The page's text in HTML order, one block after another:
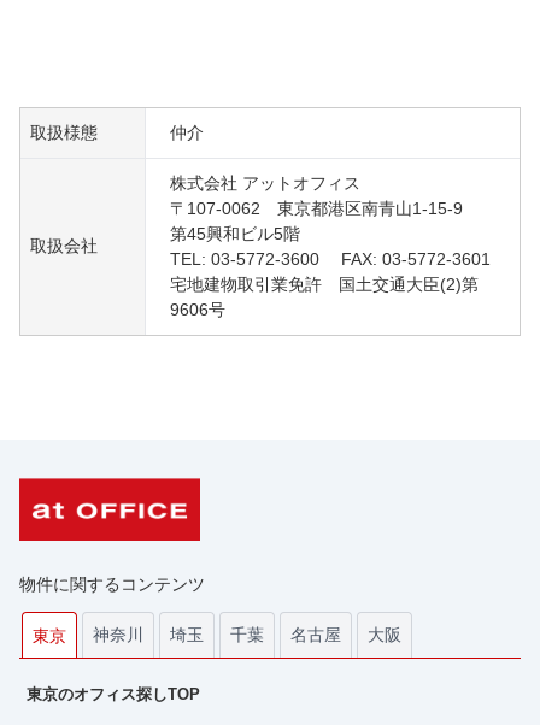
取扱様態 仲介
取扱会社
株式会社 アットオフィス
〒107-0062 東京都港区南青山1-15-9
第45興和ビル5階
TEL: 03-5772-3600 FAX: 03-5772-3601
宅地建物取引業免許 国土交通大臣(2)第
9606号
物件に関するコンテンツ
東京 神奈川 埼玉 千葉 名古屋 大阪
東京のオフィス探しTOP